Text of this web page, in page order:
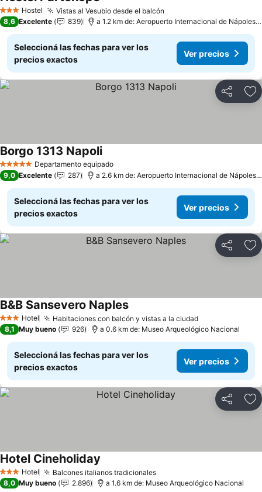
3 EstrellasHostel Vistas al Vesubio desde el balcón
8,6 Excelente 839 a 1.2 km de: Aeropuerto Internacional de Nápoles
Seleccioná las fechas para ver los
precios exactos
Ver precios
Compartir
5 Estrellas Departamento equipado
Borgo 1313 NapoliVer precios
9,0 Excelente 287 a 2.6 km de: Aeropuerto Internacional de Nápoles
Seleccioná las fechas para ver los
precios exactos
Ver precios
Compartir
3 Estrellas
Hotel Habitaciones con balcón y vistas a la ciudadVer precios
B&B Sansevero NaplesVer precios
8,1 Muy bueno 926 a 0.6 km de: Museo Arqueológico Nacional
Seleccioná las fechas para ver los
precios exactos
Ver precios
Compartir
3 Estrellas
Hotel Balcones italianos tradicionalesVer precios
Hotel Cineholiday
8,0 Muy bueno 2.896 a 1.6 km de: Museo Arqueológico Nacional